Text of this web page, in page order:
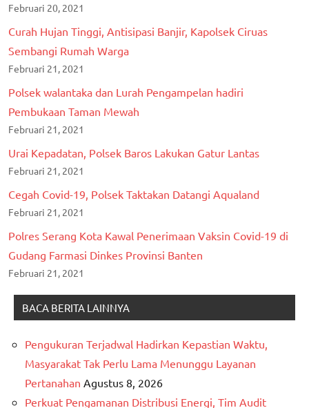
Februari 20, 2021
Curah Hujan Tinggi, Antisipasi Banjir, Kapolsek Ciruas
Sembangi Rumah Warga
Februari 21, 2021
Polsek walantaka dan Lurah Pengampelan hadiri
Pembukaan Taman Mewah
Februari 21, 2021
Urai Kepadatan, Polsek Baros Lakukan Gatur Lantas
Februari 21, 2021
Cegah Covid-19, Polsek Taktakan Datangi Aqualand
Februari 21, 2021
Polres Serang Kota Kawal Penerimaan Vaksin Covid-19 di
Gudang Farmasi Dinkes Provinsi Banten
Februari 21, 2021
BACA BERITA LAINNYA
Pengukuran Terjadwal Hadirkan Kepastian Waktu,
Masyarakat Tak Perlu Lama Menunggu Layanan
Pertanahan Agustus 8, 2026
Perkuat Pengamanan Distribusi Energi, Tim Audit